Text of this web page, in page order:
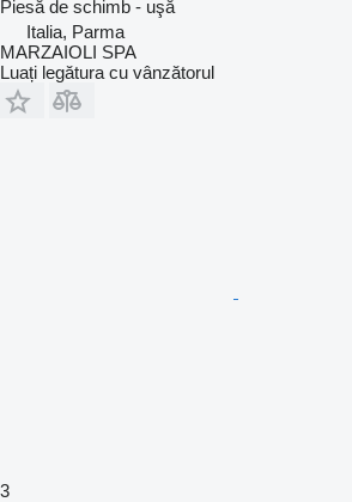
Piesă de schimb - uşă
Italia, Parma
MARZAIOLI SPA
Luați legătura cu vânzătorul
3